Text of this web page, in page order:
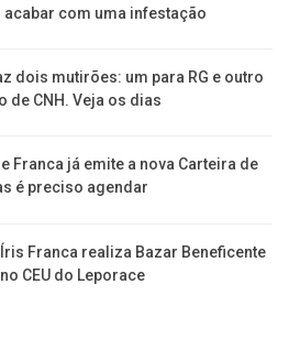
com uma infestação
dois mutirões: um para RG e outro
de CNH. Veja os dias
Franca já emite a nova Carteira de
é preciso agendar
Franca realiza Bazar Beneficente
CEU do Leporace